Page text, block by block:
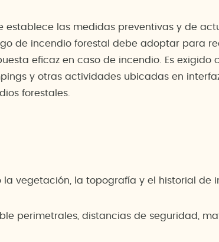
establece las medidas preventivas y de
de incendio forestal debe adoptar para
eficaz en caso de incendio. Es exigido
y otras actividades ubicadas en
forestales.
la vegetación, la topografía y el historial de
perimetrales, distancias de seguridad,